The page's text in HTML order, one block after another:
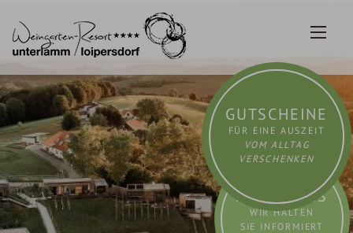
Inhalt
springen
GUTSCHEINE
FÜR EINE AUSZEIT
VOM ALLTAG
VERSCHENKEN
AKTUELLES
WIR HALTEN
SIE INFORMIERT